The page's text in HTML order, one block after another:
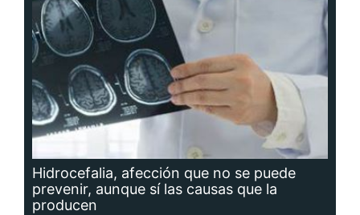
Hidrocefalia, afección que no se puede
prevenir, aunque sí las causas que la
producen